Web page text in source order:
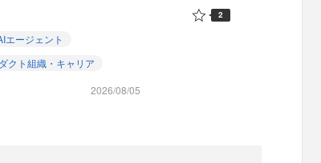
エージェント
クト組織・キャリア
2026/08/05
2